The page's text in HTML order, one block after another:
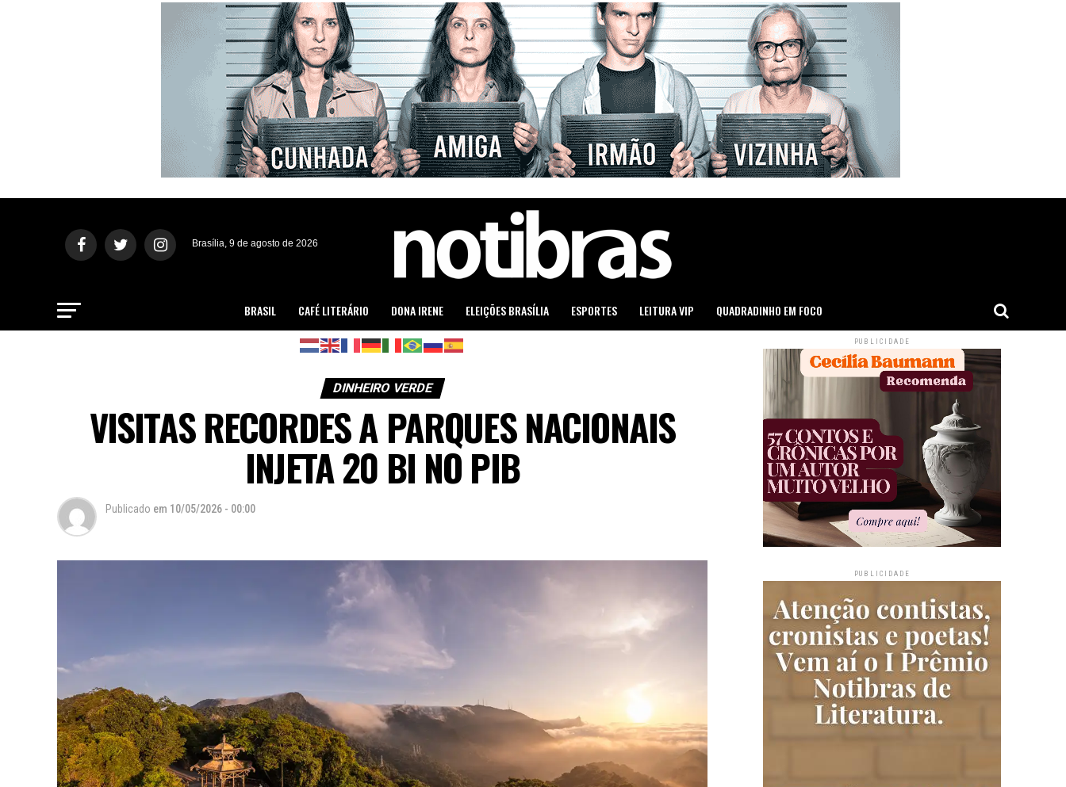
Brasília, 9 de agosto de 2026
BRASIL CAFÉ LITERÁRIO DONA IRENE ELEIÇÕES BRASÍLIA ESPORTES LEITURA VIP QUADRADINHO EM FOCO
DINHEIRO VERDE
VISITAS RECORDES A PARQUES NACIONAIS
INJETA 20 BI NO PIB
Publicado em 10/05/2026 - 00:00
PUBLICIDADE
PUBLICIDADE